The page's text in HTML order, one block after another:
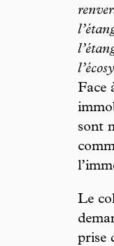
Face
sont
Le
prise